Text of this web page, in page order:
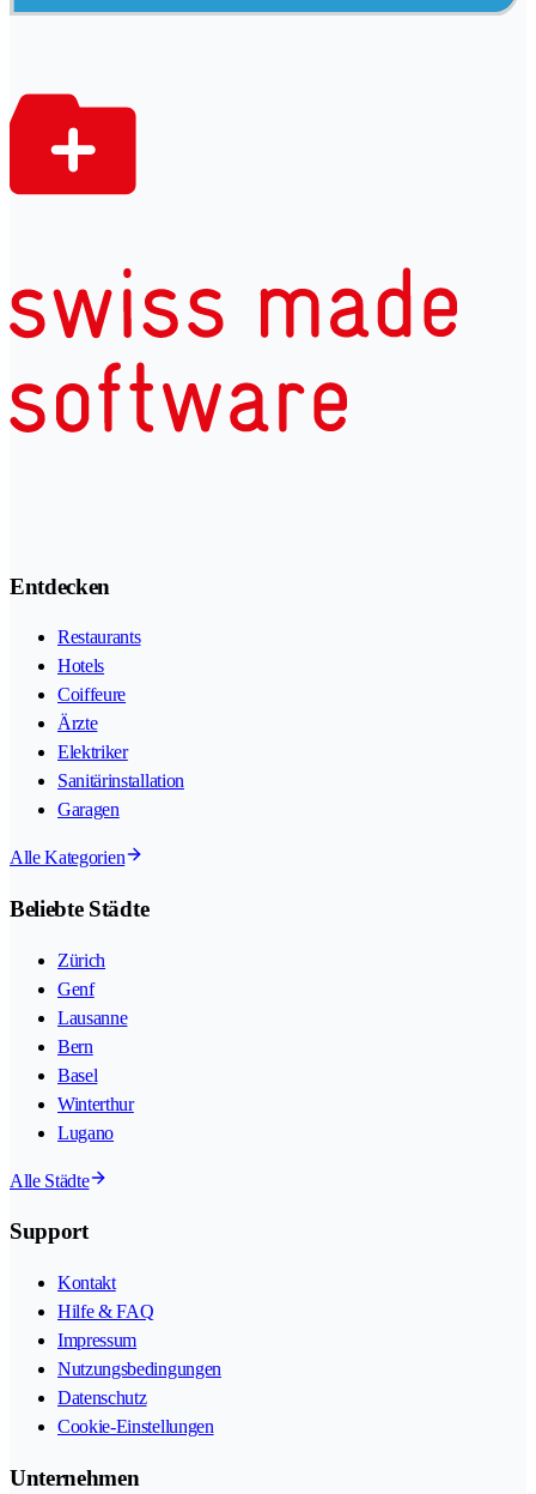
Entdecken
Restaurants
Hotels
Coiffeure
Ärzte
Elektriker
Sanitärinstallation
Garagen
Alle Kategorien
Beliebte Städte
Zürich
Genf
Lausanne
Bern
Basel
Winterthur
Lugano
Alle Städte
Support
Kontakt
Hilfe & FAQ
Impressum
Nutzungsbedingungen
Datenschutz
Cookie-Einstellungen
Unternehmen